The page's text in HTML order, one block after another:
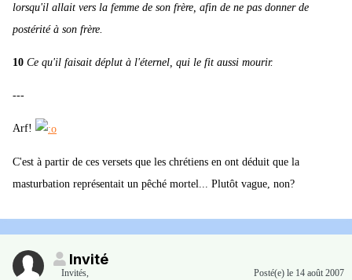
lorsqu'il allait vers la femme de son frère, afin de ne pas donner de
postérité à son frère.
10 Ce qu'il faisait déplut à l'éternel, qui le fit aussi mourir.
---
Arf!
C'est à partir de ces versets que les chrétiens en ont déduit que la
masturbation représentait un pêché mortel... Plutôt vague, non?
Invité
Invités, Posté(e) le 14 août 2007